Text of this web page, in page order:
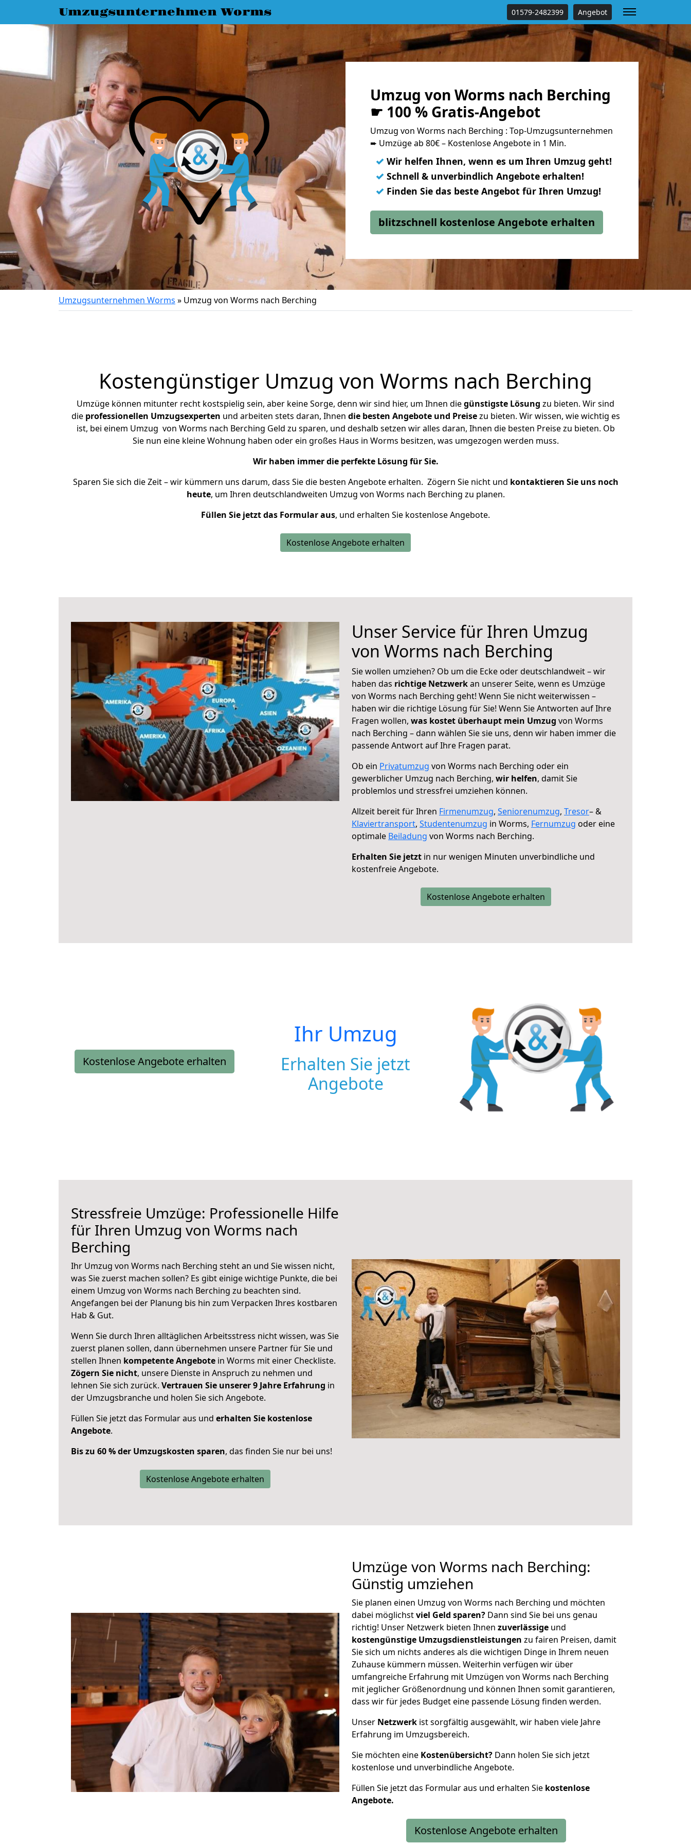
Umzugsunternehmen Worms 01579-2482399 Angebot
Umzug von Worms nach Berching
☛ 100 % Gratis-Angebot
Umzug von Worms nach Berching : Top-Umzugsunternehmen
➨ Umzüge ab 80€ – Kostenlose Angebote in 1 Min.
✓ Wir helfen Ihnen, wenn es um Ihren Umzug geht!
✓ Schnell & unverbindlich Angebote erhalten!
✓ Finden Sie das beste Angebot für Ihren Umzug!
blitzschnell kostenlose Angebote erhalten
Umzugsunternehmen Worms » Umzug von Worms nach Berching
Kostengünstiger Umzug von Worms nach Berching
Umzüge können mitunter recht kostspielig sein, aber keine Sorge, denn wir sind hier, um Ihnen diegünstigste Lösung zu bieten. Wir sind
die professionellen Umzugsexperten und arbeiten stets daran, Ihnen die besten Angebote und Preisezu bieten. Wir wissen, wie wichtig es
ist, bei einem Umzug von Worms nach Berching Geld zu sparen, und deshalb setzen wir alles daran, Ihnen die besten Preise zu bieten. Ob
Sie nun eine kleine Wohnung haben oder ein großes Haus in Worms besitzen, was umgezogen werden muss.
Wir haben immer die perfekte Lösung für Sie.
Sparen Sie sich die Zeit – wir kümmern uns darum, dass Sie die besten Angebote erhalten. Zögern Sie nicht und kontaktieren Sie uns noch
heute, um Ihren deutschlandweiten Umzug von Worms nach Berching zu planen.
Füllen Sie jetzt das Formular aus, und erhalten Sie kostenlose Angebote.
Kostenlose Angebote erhalten
Unser Service für Ihren Umzug
von Worms nach Berching
Sie wollen umziehen? Ob um die Ecke oder deutschlandweit – wir
haben das richtige Netzwerkan unserer Seite, wenn es Umzüge
von Worms nach Berching geht! Wenn Sie nicht weiterwissen –
haben wir die richtige Lösung für Sie! Wenn Sie Antworten auf Ihre
Fragen wollen, was kostet überhaupt mein Umzug von Worms
nach Berching – dann wählen Sie sie uns, denn wir haben immer die
passende Antwort auf Ihre Fragen parat.
Ob ein Privatumzug von Worms nach Berching oder ein
gewerblicher Umzug nach Berching, wir helfen, damit Sie
problemlos und stressfrei umziehen können.
Allzeit bereit für Ihren Firmenumzug, Seniorenumzug, Tresor– &
Klaviertransport, Studentenumzug in Worms, Fernumzug oder eine
optimale Beiladung von Worms nach Berching.
Erhalten Sie jetzt in nur wenigen Minuten unverbindliche und
kostenfreie Angebote.
Kostenlose Angebote erhalten
Kostenlose Angebote erhalten
Ihr Umzug
Erhalten Sie jetzt
Angebote
Stressfreie Umzüge: Professionelle Hilfe
für Ihren Umzug von Worms nach
Berching
Ihr Umzug von Worms nach Berching steht an und Sie wissen nicht,
was Sie zuerst machen sollen? Es gibt einige wichtige Punkte, die bei
einem Umzug von Worms nach Berching zu beachten sind.
Angefangen bei der Planung bis hin zum Verpacken Ihres kostbaren
Hab & Gut.
Wenn Sie durch Ihren alltäglichen Arbeitsstress nicht wissen, was Sie
zuerst planen sollen, dann übernehmen unsere Partner für Sie und
stellen Ihnen kompetente Angebote in Worms mit einer Checkliste.
Zögern Sie nicht, unsere Dienste in Anspruch zu nehmen und
lehnen Sie sich zurück. Vertrauen Sie unserer 9 Jahre Erfahrung in
der Umzugsbranche und holen Sie sich Angebote.
Füllen Sie jetzt das Formular aus und erhalten Sie kostenlose
Angebote.
Bis zu 60 % der Umzugskosten sparen, das finden Sie nur bei uns!
Kostenlose Angebote erhalten
Umzüge von Worms nach Berching:
Günstig umziehen
Sie planen einen Umzug von Worms nach Berching und möchten
dabei möglichstviel Geld sparen? Dann sind Sie bei uns genau
richtig! Unser Netzwerk bieten Ihnen zuverlässige und
kostengünstige Umzugsdienstleistungen zu fairen Preisen, damit
Sie sich um nichts anderes als die wichtigen Dinge in Ihrem neuen
Zuhause kümmern müssen. Weiterhin verfügen wir über
umfangreiche Erfahrung mit Umzügen von Worms nach Berching
mit jeglicher Größenordnung und können Ihnen somit garantieren,
dass wir für jedes Budget eine passende Lösung finden werden.
Unser Netzwerk ist sorgfältig ausgewählt, wir haben viele Jahre
Erfahrung im Umzugsbereich.
Sie möchten eine Kostenübersicht? Dann holen Sie sich jetzt
kostenlose und unverbindliche Angebote.
Füllen Sie jetzt das Formular aus und erhalten Sie kostenlose
Angebote.
Kostenlose Angebote erhalten